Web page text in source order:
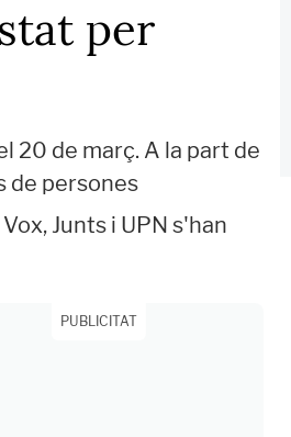
per
20 de març. A la part de
de persones
Junts i UPN s'han
PUBLICITAT